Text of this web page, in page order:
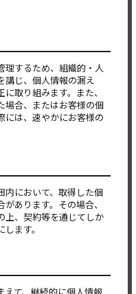
理するため、組織的・人
講じ、個人情報の漏え
取り組みます。また、
場合、またはお客様の個
には、速やかにお客様の
内において、取得した個
あります。その場合、
上、契約等を通じてしか
ます。